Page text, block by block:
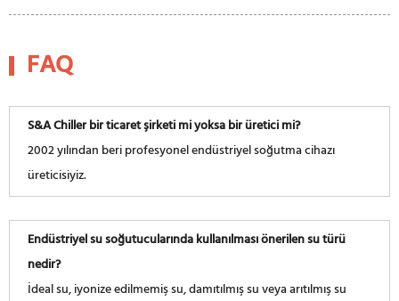
FAQ
S&A Chiller bir ticaret şirketi mi yoksa bir üretici mi?
2002 yılından beri profesyonel endüstriyel soğutma cihazı
üreticisiyiz.
Endüstriyel su soğutucularında kullanılması önerilen su türü
nedir?
İdeal su, iyonize edilmemiş su, damıtılmış su veya arıtılmış su